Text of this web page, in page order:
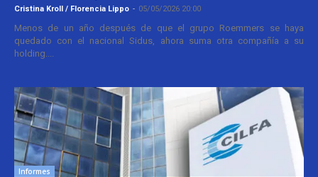
Cristina Kroll / Florencia Lippo - 05/05/2026 20:00
Menos de un año después de que el grupo Roemmers se haya
quedado con el nacional Sidus, ahora suma otra compañía a su
holding....
Informes